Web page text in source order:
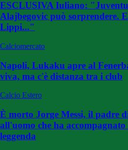
ESCLUSIVA Iuliano:
Alajbegovic può sorprendere.
Lippi..."
Calciomercato
Napoli, Lukaku apre al
viva, ma c'è distanza tra i club
Calcio Estero
È morto Jorge Messi, il padre
all'uomo che ha accompagnato
leggenda